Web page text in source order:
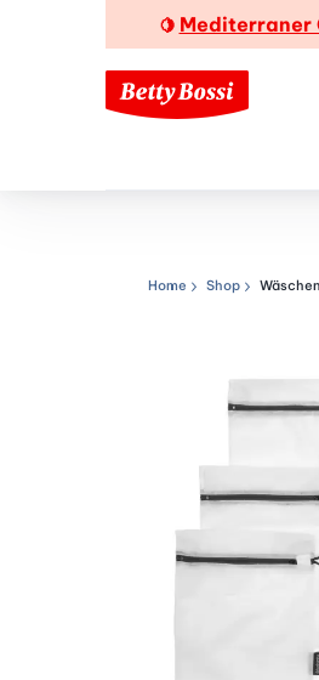
🍋 Mediterraner
Navigationspfad
Home Shop